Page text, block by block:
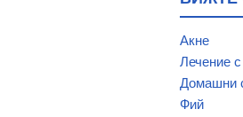
Акне
Лечение
Домашни
Фий